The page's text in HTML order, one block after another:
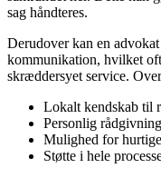
sag håndteres.
Derudover kan en
kommunikation, hvilket
skræddersyet service.
Lokalt kendskab til
Personlig
Mulighed for
Støtte i hele